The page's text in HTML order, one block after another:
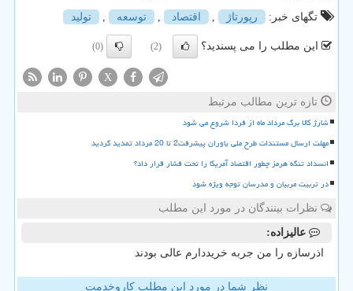
تگهای خبر:
رپورتاژ اقتصاد توسعه تولید
این مطلب را می پسندید؟ (2)
(0)
X
تازه ترین مطالب مرتبط
شارژ کالا برگ مرداد ماه از فردا شروع می شود
مهلت ارسال مستندات طرح ملی یاوران پیشرفت2 تا 20 مرداد تمدید گردید
انسداد تنگه هرمز چطور اقتصاد آمریکا را تحت فشار قرار داد؟
در تربیت مربیان و مدرسان توجه ویژه شود
نظرات بینندگان در مورد این مطلب
عالیزاده:
اذرسازه را من جربه خریددارم عالی بودند
نظر شما در مورد این مطلب کاروخدمت